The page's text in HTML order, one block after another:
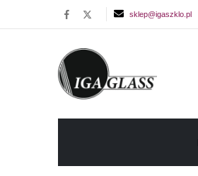
sklep@igaszklo.pl